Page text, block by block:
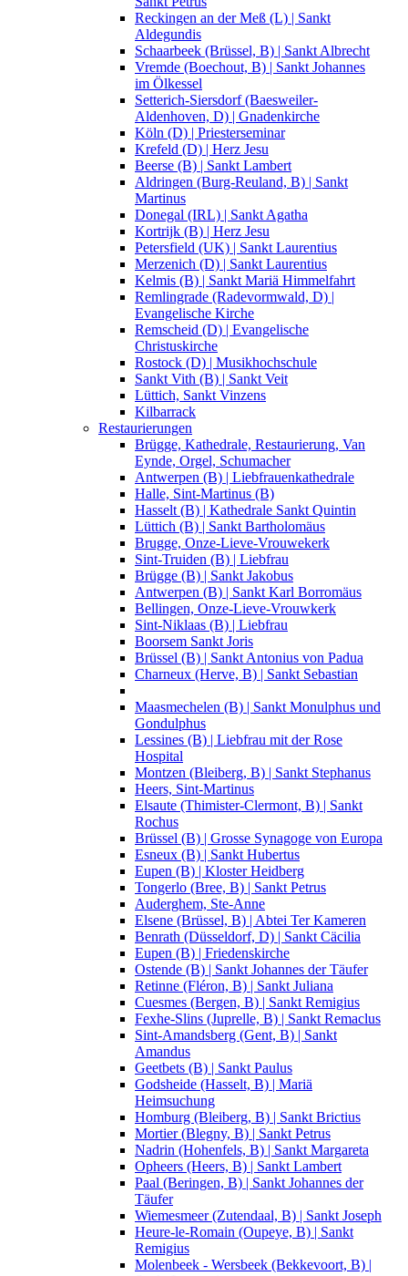
Reckingen an der Meß (L) | Sankt
Aldegundis
Schaarbeek (Brüssel, B) | Sankt Albrecht
Vremde (Boechout, B) | Sankt Johannes
im Ölkessel
Setterich-Siersdorf (Baesweiler-
Aldenhoven, D) | Gnadenkirche
Köln (D) | Priesterseminar
Krefeld (D) | Herz Jesu
Beerse (B) | Sankt Lambert
Aldringen (Burg-Reuland, B) | Sankt
Martinus
Donegal (IRL) | Sankt Agatha
Kortrijk (B) | Herz Jesu
Petersfield (UK) | Sankt Laurentius
Merzenich (D) | Sankt Laurentius
Kelmis (B) | Sankt Mariä Himmelfahrt
Remlingrade (Radevormwald, D) |
Evangelische Kirche
Remscheid (D) | Evangelische
Christuskirche
Rostock (D) | Musikhochschule
Sankt Vith (B) | Sankt Veit
Lüttich, Sankt Vinzens
Kilbarrack
Restaurierungen
Brügge, Kathedrale, Restaurierung, Van
Eynde, Orgel, Schumacher
Antwerpen (B) | Liebfrauenkathedrale
Halle, Sint-Martinus (B)
Hasselt (B) | Kathedrale Sankt Quintin
Lüttich (B) | Sankt Bartholomäus
Brugge, Onze-Lieve-Vrouwekerk
Sint-Truiden (B) | Liebfrau
Brügge (B) | Sankt Jakobus
Antwerpen (B) | Sankt Karl Borromäus
Bellingen, Onze-Lieve-Vrouwkerk
Sint-Niklaas (B) | Liebfrau
Boorsem Sankt Joris
Brüssel (B) | Sankt Antonius von Padua
Charneux (Herve, B) | Sankt Sebastian
Maasmechelen (B) | Sankt Monulphus und
Gondulphus
Lessines (B) | Liebfrau mit der Rose
Hospital
Montzen (Bleiberg, B) | Sankt Stephanus
Heers, Sint-Martinus
Elsaute (Thimister-Clermont, B) | Sankt
Rochus
Brüssel (B) | Grosse Synagoge von Europa
Esneux (B) | Sankt Hubertus
Eupen (B) | Kloster Heidberg
Tongerlo (Bree, B) | Sankt Petrus
Auderghem, Ste-Anne
Elsene (Brüssel, B) | Abtei Ter Kameren
Benrath (Düsseldorf, D) | Sankt Cäcilia
Eupen (B) | Friedenskirche
Ostende (B) | Sankt Johannes der Täufer
Retinne (Fléron, B) | Sankt Juliana
Cuesmes (Bergen, B) | Sankt Remigius
Fexhe-Slins (Juprelle, B) | Sankt Remaclus
Sint-Amandsberg (Gent, B) | Sankt
Amandus
Geetbets (B) | Sankt Paulus
Godsheide (Hasselt, B) | Mariä
Heimsuchung
Homburg (Bleiberg, B) | Sankt Brictius
Mortier (Blegny, B) | Sankt Petrus
Nadrin (Hohenfels, B) | Sankt Margareta
Opheers (Heers, B) | Sankt Lambert
Paal (Beringen, B) | Sankt Johannes der
Täufer
Wiemesmeer (Zutendaal, B) | Sankt Joseph
Heure-le-Romain (Oupeye, B) | Sankt
Remigius
Molenbeek - Wersbeek (Bekkevoort, B) |